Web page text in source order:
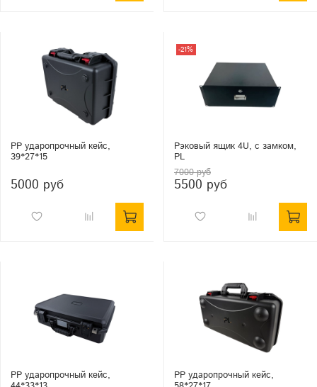
PP ударопрочный кейс,
39*27*15
5000 руб
-21%
Рэковый ящик 4U, с замком,
PL
7000 руб
5500 руб
PP ударопрочный кейс,
PP ударопрочный кейс,